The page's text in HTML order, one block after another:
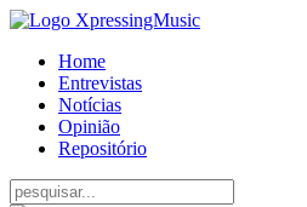
Home
Entrevistas
Notícias
Opinião
Repositório